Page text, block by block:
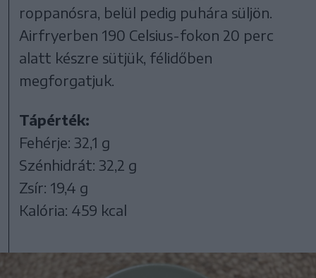
roppanósra, belül pedig puhára süljön.
Airfryerben 190 Celsius-fokon 20 perc
alatt készre sütjük, félidőben
megforgatjuk.
Tápérték:
Fehérje: 32,1 g
Szénhidrát: 32,2 g
Zsír: 19,4 g
Kalória: 459 kcal